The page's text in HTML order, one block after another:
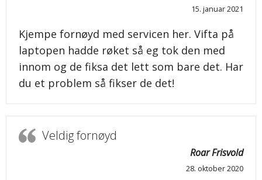
15. januar 2021
Kjempe fornøyd med servicen her. Vifta på
laptopen hadde røket så eg tok den med
innom og de fiksa det lett som bare det. Har
du et problem så fikser de det!
Veldig fornøyd
Roar Frisvold
28. oktober 2020